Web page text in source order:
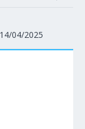
04/2025